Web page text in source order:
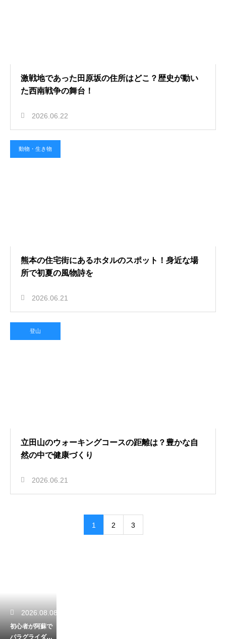
激戦地であった田原坂の住所はどこ？歴史が動い
た西南戦争の舞台！
2026.06.22
動物・生き物
熊本の住宅街にあるホタルのスポット！身近な場
所で初夏の風物詩を
2026.06.21
登山
立田山のウォーキングコースの距離は？豊かな自
然の中で健康づくり
2026.06.21
1 2 3
2026.08.08
初心者が阿蘇で
パラグライダー